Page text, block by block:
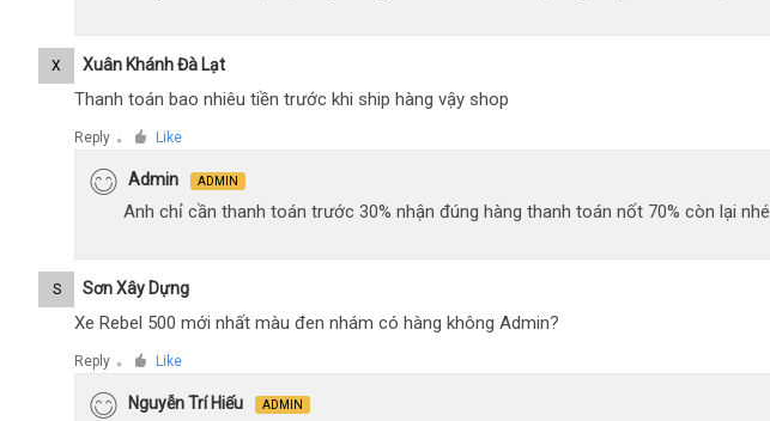
X Xuân Khánh Đà Lạt
Thanh toán bao nhiêu tiền trước khi ship hàng vậy shop
Reply ● Like
Admin ADMIN
Anh chỉ cần thanh toán trước 30% nhận đúng hàng thanh toán nốt 70% còn lại nhé
S Sơn Xây Dựng
Xe Rebel 500 mới nhất màu đen nhám có hàng không Admin?
Reply ● Like
Nguyễn Trí Hiếu ADMIN